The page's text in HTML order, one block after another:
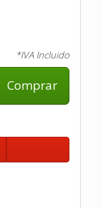
*IVA Incluido
Comprar